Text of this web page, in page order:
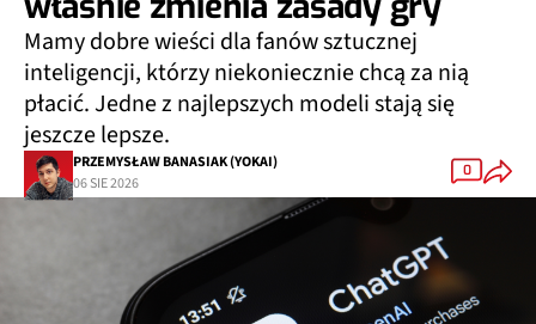
Mamy dobre wieści dla fanów sztucznej
inteligencji, którzy niekoniecznie chcą za nią
płacić. Jedne z najlepszych modeli stają się
jeszcze lepsze.
PRZEMYSŁAW BANASIAK (YOKAI)
06 SIE 2026
0